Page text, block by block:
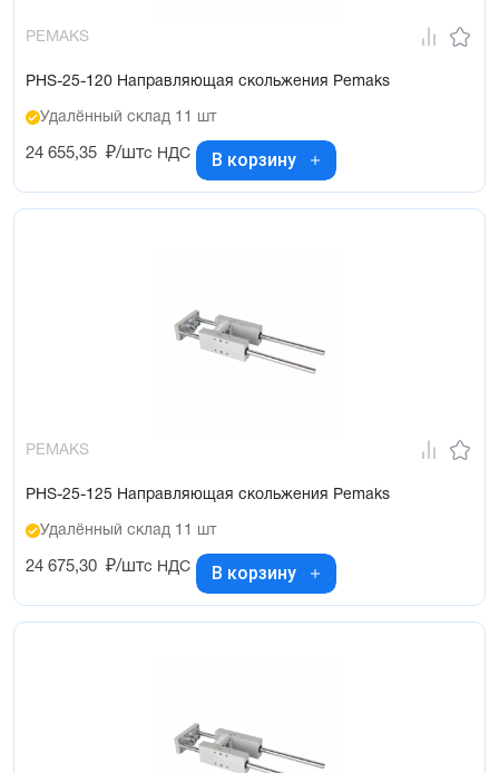
PEMAKS
PHS-25-120 Направляющая скольжения Pemaks
Удалённый склад 11 шт
24 655,35 ₽/штс НДС В корзину
PEMAKS
PHS-25-125 Направляющая скольжения Pemaks
Удалённый склад 11 шт
24 675,30 ₽/штс НДС В корзину